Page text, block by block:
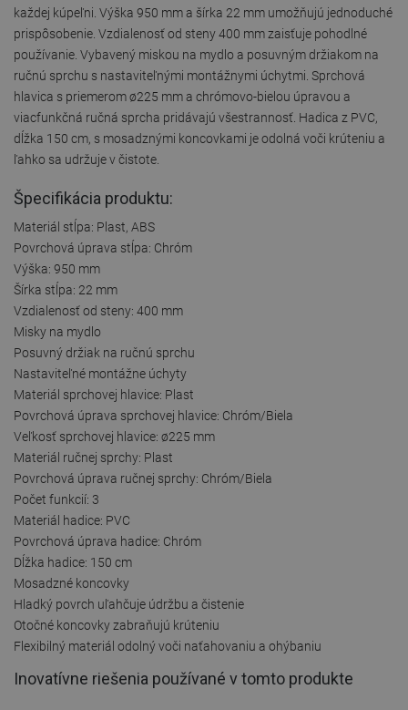
každej kúpeľni. Výška 950 mm a šírka 22 mm umožňujú jednoduché
prispôsobenie. Vzdialenosť od steny 400 mm zaisťuje pohodlné
používanie. Vybavený miskou na mydlo a posuvným držiakom na
ručnú sprchu s nastaviteľnými montážnymi úchytmi. Sprchová
hlavica s priemerom ø225 mm a chrómovo-bielou úpravou a
viacfunkčná ručná sprcha pridávajú všestrannosť. Hadica z PVC,
dĺžka 150 cm, s mosadznými koncovkami je odolná voči krúteniu a
ľahko sa udržuje v čistote.
Špecifikácia produktu:
Materiál stĺpa: Plast, ABS
Povrchová úprava stĺpa: Chróm
Výška: 950 mm
Šírka stĺpa: 22 mm
Vzdialenosť od steny: 400 mm
Misky na mydlo
Posuvný držiak na ručnú sprchu
Nastaviteľné montážne úchyty
Materiál sprchovej hlavice: Plast
Povrchová úprava sprchovej hlavice: Chróm/Biela
Veľkosť sprchovej hlavice: ø225 mm
Materiál ručnej sprchy: Plast
Povrchová úprava ručnej sprchy: Chróm/Biela
Počet funkcií: 3
Materiál hadice: PVC
Povrchová úprava hadice: Chróm
Dĺžka hadice: 150 cm
Mosadzné koncovky
Hladký povrch uľahčuje údržbu a čistenie
Otočné koncovky zabraňujú krúteniu
Flexibilný materiál odolný voči naťahovaniu a ohýbaniu
Inovatívne riešenia používané v tomto produkte